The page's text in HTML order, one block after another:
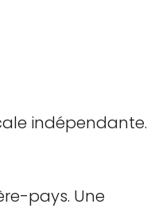
indépendante.
pays. Une